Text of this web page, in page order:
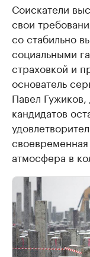
Соискатели
свои
со стабильно
социальными
страховкой и
основатель
Павел
кандидатов
атмосфера в